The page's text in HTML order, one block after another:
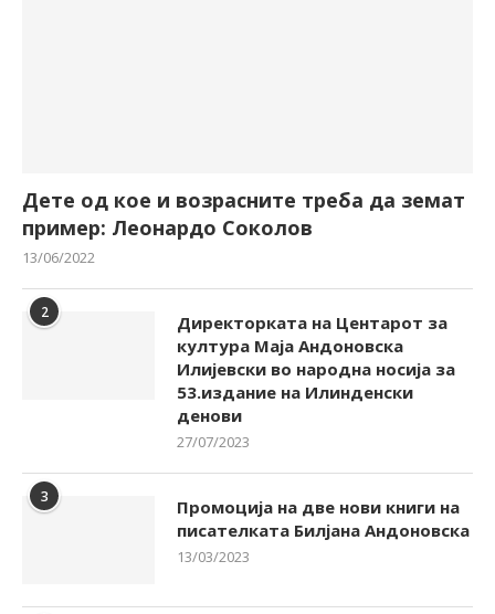
Дете од кое и возрасните треба да земат
пример: Леонардо Соколов
13/06/2022
2
Директорката на Центарот за
култура Маја Андоновска
Илијевски во народна носија за
53.издание на Илинденски
денови
27/07/2023
3
Промоција на две нови книги на
писателката Билјана Андоновска
13/03/2023